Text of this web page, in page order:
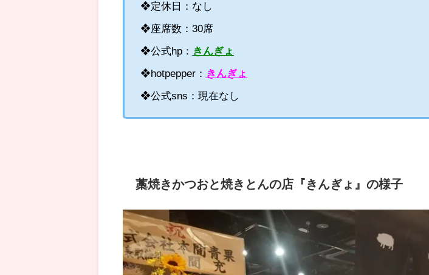
❖定休日：なし
❖座席数： 30席
❖公式hp： きんぎょ
❖hotpepper： きんぎょ
❖公式sns：現在なし
藁焼きかつおと焼きとんの店『きんぎょ』の様子